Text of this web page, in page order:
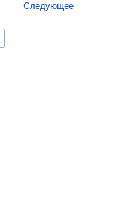
Следующее